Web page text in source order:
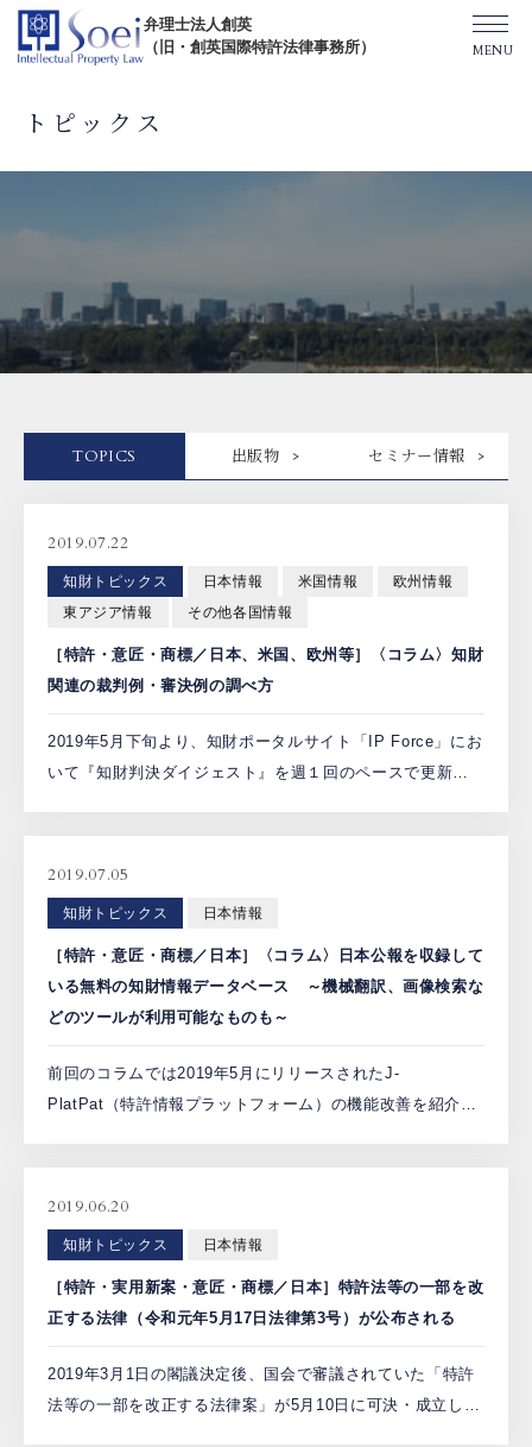
弁理士法人創英
（旧・創英国際特許法律事務所）
オフィス一覧
弁理士紹介
SHIP（米国直接出願）
PCTnavi
Blog
創英設樂法律事務所
お客様専用サイト
トピックス
TOPICS 出版物 セミナー情報
2019.07.22
知財トピックス 日本情報 米国情報
欧州情報
東アジア情報
その他各国情報
［特許・意匠・商標／日本、米国、欧州等］〈コラム〉知財
関連の裁判例・審決例の調べ方
2019年5月下旬より、知財ポータルサイト「IP Force」にお
いて『知財判決ダイジェスト』を週１回のペースで更新し
2019.07.05
知財トピックス 日本情報
［特許・意匠・商標／日本］〈コラム〉日本公報を収録して
いる無料の知財情報データベース ～機械翻訳、画像検索な
どのツールが利用可能なものも～
前回のコラムでは2019年5月にリリースされたJ-
PlatPat（特許情報プラットフォーム）の機能改善を紹介し
2019.06.20
知財トピックス 日本情報
［特許・実用新案・意匠・商標／日本］特許法等の一部を改
正する法律（令和元年5月17日法律第3号）が公布される
2019年3月1日の閣議決定後、国会で審議されていた「特許
法等の一部を改正する法律案」が5月10日に可決・成立し、